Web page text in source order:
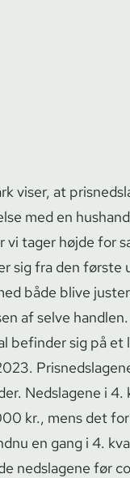
viser, at
med en
vi tager højde for
sig fra den første
både blive
af selve handlen.
befinder sig på
Nedslagene i
kr., mens det
en gang i 4.
nedslagene før